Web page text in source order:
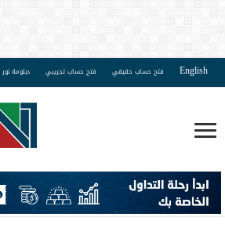
English فتح حساب حقيقي فتح حساب تجريبي دبلومة